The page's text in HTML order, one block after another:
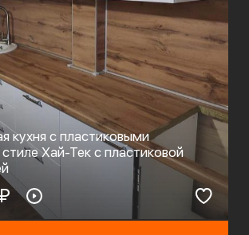
кухня с пластиковыми
Хай-Тек с пластиковой